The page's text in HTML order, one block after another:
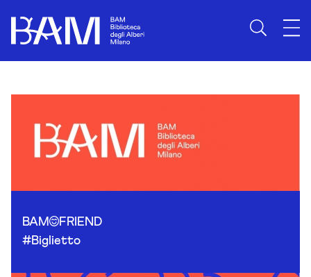
BAM
FRIEND
#Biglietto